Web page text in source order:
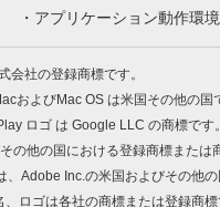
アプリケーション動作環境
会社の登録商標です。
およびMac OS は米国その他の
ロゴ は Google LLC の商標です。
の他の国における登録商標または
Adobe Inc.の米国およびその他の
ロゴは各社の商標または登録商標